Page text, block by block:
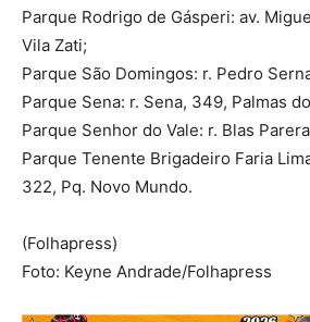
Parque Rodrigo de Gásperi: av.
Vila Zati;
Parque São Domingos: r. Pedro
Parque Sena: r. Sena, 349, Palmas
Parque Senhor do Vale: r. Blas
Parque Tenente Brigadeiro Faria
322, Pq. Novo Mundo.
(Folhapress)
Foto: Keyne Andrade/Folhapress